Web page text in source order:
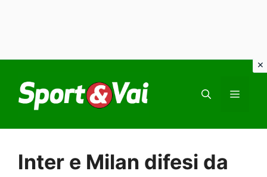
contenuto
Inter e Milan difesi da